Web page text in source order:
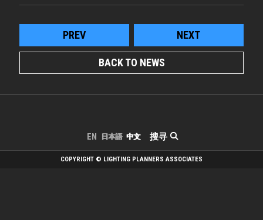
PREV NEXT
BACK TO NEWS
搜寻
EN 日本語 中文
COPYRIGHT © LIGHTING PLANNERS ASSOCIATES